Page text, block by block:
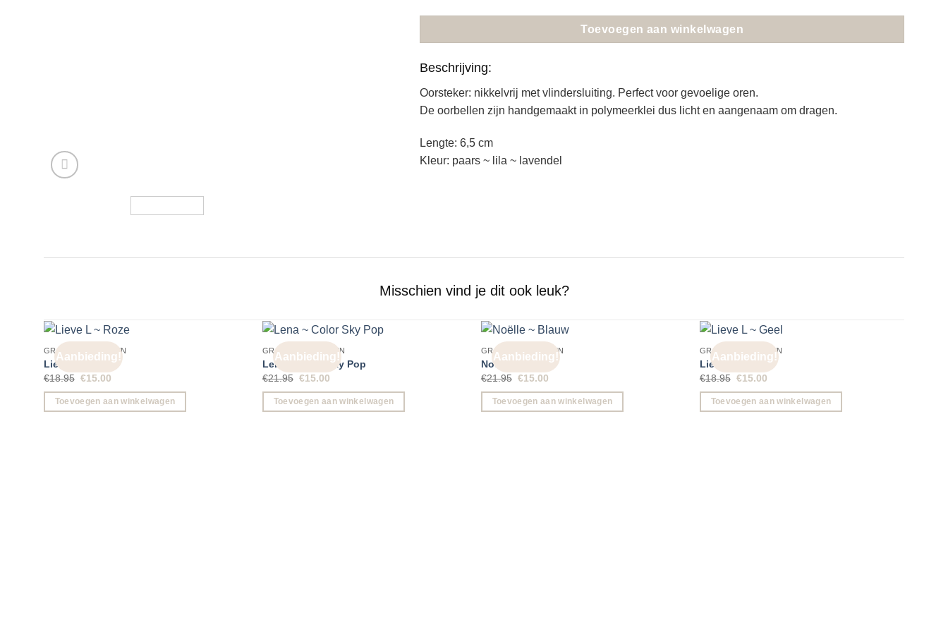
Toevoegen aan winkelwagen
Beschrijving:
Oorsteker: nikkelvrij met vlindersluiting. Perfect voor gevoelige oren.
De oorbellen zijn handgemaakt in polymeerklei dus licht en aangenaam om dragen.
Lengte: 6,5 cm
Kleur: paars ~ lila ~ lavendel
Misschien vind je dit ook leuk?
Aanbieding!
GROTE OORBELLEN
Lieve L ~ Roze
€18.95 Oorspronkelijke
was:
€18.95.
€15.00
is:
€15.00.
Toevoegen aan winkelwagen
Aanbieding!
GROTE OORBELLEN
Lena ~ Color Sky Pop
€21.95 Oorspronkelijke
was:
€21.95.
€15.00
is:
€15.00.
Toevoegen aan winkelwagen
Aanbieding!
GROTE OORBELLEN
Noëlle ~ Blauw
€21.95 Oorspronkelijke
was:
€21.95.
€15.00
is:
€15.00.
Toevoegen aan winkelwagen
Aanbieding!
GROTE OORBELLEN
Lieve L ~ Geel
€18.95 Oorspronkelijke
was:
€18.95.
€15.00
is:
€15.00.
Toevoegen aan winkelwagen